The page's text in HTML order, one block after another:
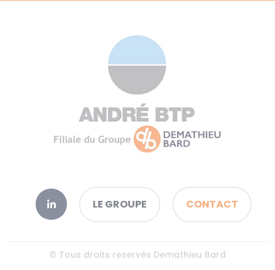
LE GROUPE CONTACT
© Tous droits reservés Demathieu Bard